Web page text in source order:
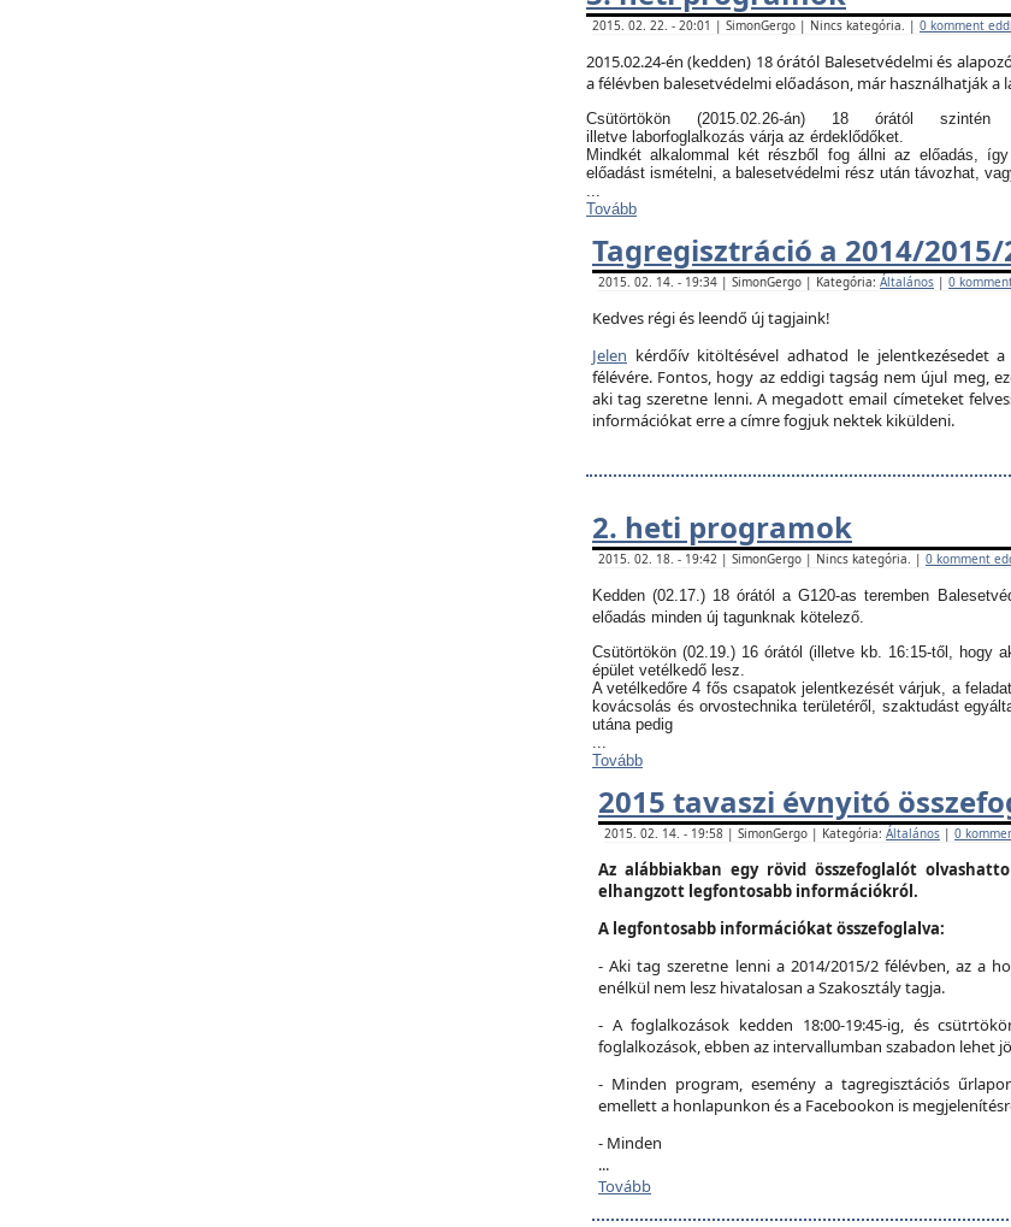
2015. 02. 22. - 20:01 | SimonGergo | Nincs kategória. | 0 komment
2015.02.24-én (kedden) 18 órától Balesetvédelmi és
a félévben balesetvédelmi előadáson, már használhatják a
Csütörtökön (2015.02.26-án) 18 órától
illetve laborfoglalkozás várja az érdeklődőket.
Mindkét alkalommal két részből fog állni az előadás,
előadást ismételni, a balesetvédelmi rész után távozhat,
...
Tovább
Tagregisztráció a 2014/
2015. 02. 14. - 19:34 | SimonGergo | Kategória: Általános | 0
Kedves régi és leendő új tagjaink!
Jelen kérdőív kitöltésével adhatod le jelentkezésedet a
félévére. Fontos, hogy az eddigi tagság nem újul meg,
aki tag szeretne lenni. A megadott email címeteket
információkat erre a címre fogjuk nektek kiküldeni.
2. heti programok
2015. 02. 18. - 19:42 | SimonGergo | Nincs kategória. | 0 komment
Kedden (02.17.) 18 órától a G120-as teremben
előadás minden új tagunknak kötelező.
Csütörtökön (02.19.) 16 órától (illetve kb. 16:15-től, hogy
épület vetélkedő lesz.
A vetélkedőre 4 fős csapatok jelentkezését várjuk, a
kovácsolás és orvostechnika területéről, szaktudást
utána pedig
...
Tovább
2015 tavaszi évnyitó
2015. 02. 14. - 19:58 | SimonGergo | Kategória: Általános | 0
Az alábbiakban egy rövid összefoglalót
elhangzott legfontosabb információkról.
A legfontosabb információkat összefoglalva:
- Aki tag szeretne lenni a 2014/2015/2 félévben, az a
enélkül nem lesz hivatalosan a Szakosztály tagja.
- A foglalkozások kedden 18:00-19:45-ig, és
foglalkozások, ebben az intervallumban szabadon lehet
- Minden program, esemény a tagregisztációs
emellett a honlapunkon és a Facebookon is
- Minden
...
Tovább